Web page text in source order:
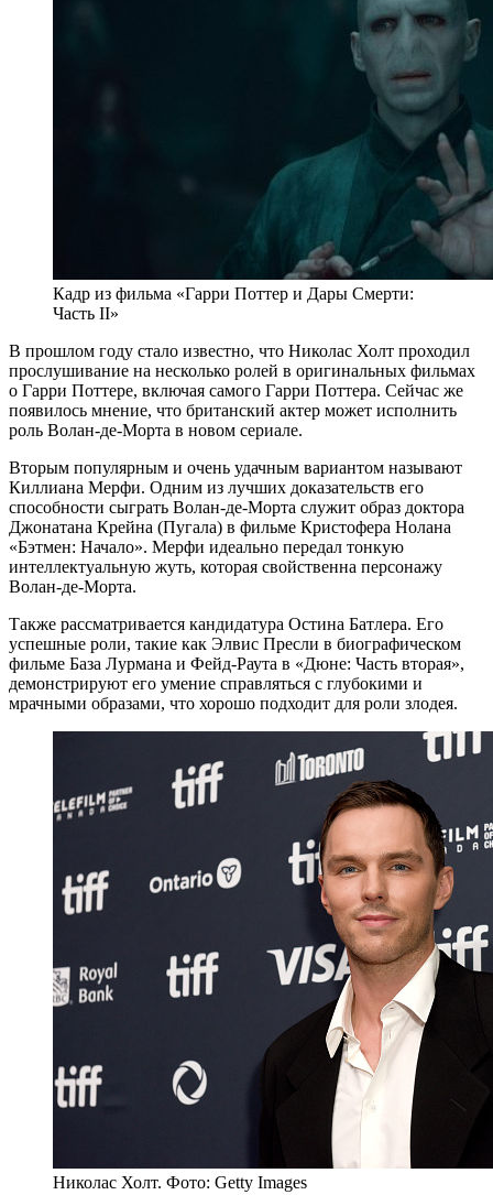
Кадр из фильма «Гарри Поттер и Дары Смерти:
Часть II»
В прошлом году стало известно, что Николас Холт проходил
прослушивание на несколько ролей в оригинальных фильмах
о Гарри Поттере, включая самого Гарри Поттера. Сейчас же
появилось мнение, что британский актер может исполнить
роль Волан-де-Морта в новом сериале.
Вторым популярным и очень удачным вариантом называют
Киллиана Мерфи. Одним из лучших доказательств его
способности сыграть Волан-де-Морта служит образ доктора
Джонатана Крейна (Пугала) в фильме Кристофера Нолана
«Бэтмен: Начало». Мерфи идеально передал тонкую
интеллектуальную жуть, которая свойственна персонажу
Волан-де-Морта.
Также рассматривается кандидатура Остина Батлера. Его
успешные роли, такие как Элвис Пресли в биографическом
фильме База Лурмана и Фейд-Раута в «Дюне: Часть вторая»,
демонстрируют его умение справляться с глубокими и
мрачными образами, что хорошо подходит для роли злодея.
Николас Холт. Фото: Getty Images